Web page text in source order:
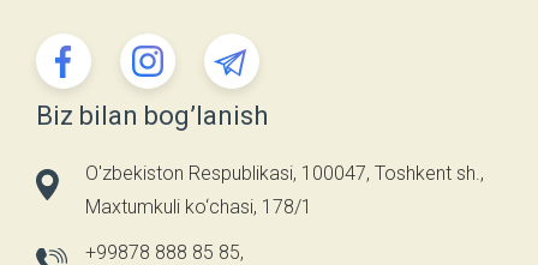
Biz bilan bog’lanish
O'zbekiston Respublikasi, 100047, Toshkent sh.,
Maxtumkuli ko‘chasi, 178/1
+99878 888 85 85,